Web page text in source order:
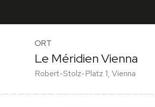
ORT
Le Méridien Vienna
Robert-Stolz-Platz 1, Vienna